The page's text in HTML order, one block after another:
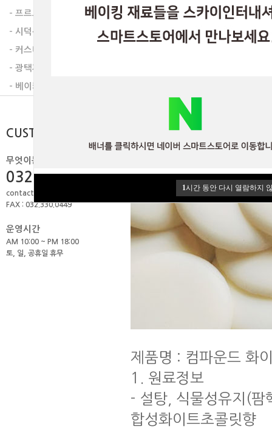
1시간 동안 다시 열람하지
- 프르트잼
- 시덕션라인
- 커스타드믹스
- 광택제
- 베이커리믹스
CUSTOMER
무엇이든 물어보세요.
032.506.1979
contact@skyint.co.kr
FAX : 032.330.0449
운영시간
AM 10:00 ~ PM 18:00
토, 일, 공휴일 휴무
이전글 다음글
제품명 : 컴파운드 화
1. 원료정보
- 설탕, 식물성유지(팜
합성화이트초콜릿향